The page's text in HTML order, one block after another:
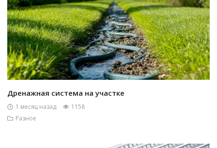
Дренажная система на участке
1 месяц назад
1158
Разное